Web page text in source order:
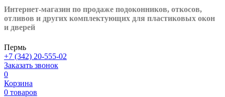
Интернет-магазин по продаже подоконников, откосов,
отливов и других комплектующих для пластиковых окон
и дверей
Пермь
+7 (342) 20-555-02
Заказать звонок
0
Корзина
0 товаров